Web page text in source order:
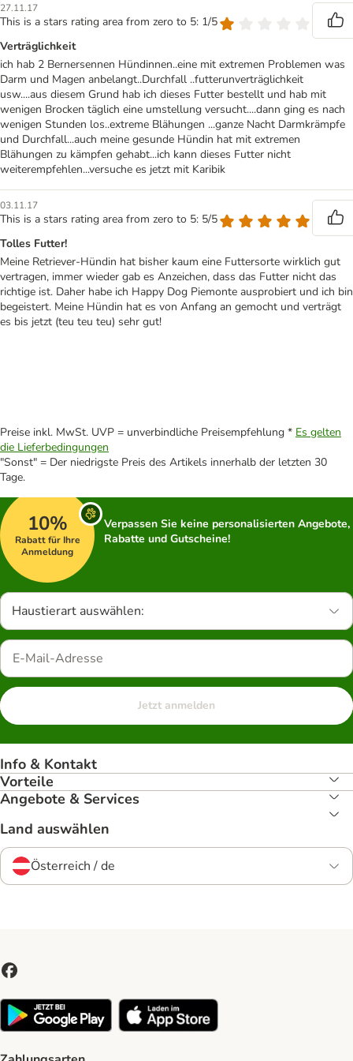
27.11.17
This is a stars rating area from zero to 5: 1/5
Verträglichkeit
ich hab 2 Bernersennen Hündinnen..eine mit extremen Problemen was
Darm und Magen anbelangt..Durchfall ..futterunverträglichkeit
usw....aus diesem Grund hab ich dieses Futter bestellt und hab mit
wenigen Brocken täglich eine umstellung versucht....dann ging es nach
wenigen Stunden los..extreme Blähungen ...ganze Nacht Darmkrämpfe
und Durchfall...auch meine gesunde Hündin hat mit extremen
Blähungen zu kämpfen gehabt...ich kann dieses Futter nicht
weiterempfehlen...versuche es jetzt mit Karibik
03.11.17
This is a stars rating area from zero to 5: 5/5
Tolles Futter!
Meine Retriever-Hündin hat bisher kaum eine Futtersorte wirklich gut
vertragen, immer wieder gab es Anzeichen, dass das Futter nicht das
richtige ist. Daher habe ich Happy Dog Piemonte ausprobiert und ich bin
begeistert. Meine Hündin hat es von Anfang an gemocht und verträgt
es bis jetzt (teu teu teu) sehr gut!
Preise inkl. MwSt. UVP = unverbindliche Preisempfehlung * Es gelten
die Lieferbedingungen
"Sonst" = Der niedrigste Preis des Artikels innerhalb der letzten 30
Tage.
10%
Rabatt für Ihre
Anmeldung
Verpassen Sie keine personalisierten Angebote,
Rabatte und Gutscheine!
Haustierart auswählen:
Jetzt anmelden
Info & Kontakt
Vorteile
Angebote & Services
Land auswählen
Österreich / de